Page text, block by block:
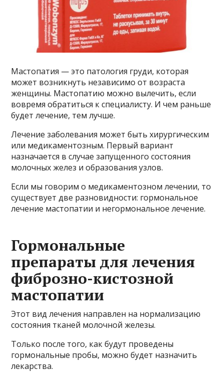
Мастопатия — это патология груди, которая
может возникнуть независимо от возраста
женщины. Мастопатию можно вылечить, если
вовремя обратиться к специалисту. И чем раньше
будет лечение, тем лучше.
Лечение заболевания может быть хирургическим
или медикаментозным. Первый вариант
назначается в случае запущенного состояния
молочных желез и образования узлов.
Если мы говорим о медикаментозном лечении, то
существует две разновидности: гормональное
лечение мастопатии и негормональное лечение.
Гормональные
препараты для лечения
фиброзно-кистозной
мастопатии
Этот вид лечения направлен на нормализацию
состояния тканей молочной железы.
Только после того, как будут проведены
гормональные пробы, можно будет назначить
лекарства.